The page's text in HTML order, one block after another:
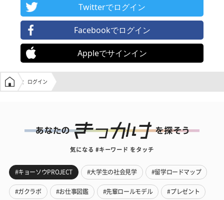
Twitterでログイン
Facebookでログイン
Appleでサインイン
学生の窓口トップ
ログイン
気になる #キーワード をタッチ
#キョーソウPROJECT #大学生の社会見学 #留学ロードマップ
#ガクラボ #お仕事図鑑 #先輩ロールモデル #プレゼント